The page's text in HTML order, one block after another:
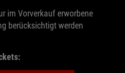
im Vorverkauf erworbene
berücksichtigt werden